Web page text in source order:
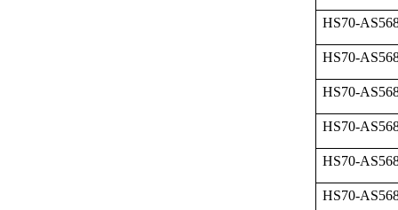
HS70-
HS70-
HS70-
HS70-
HS70-
HS70-